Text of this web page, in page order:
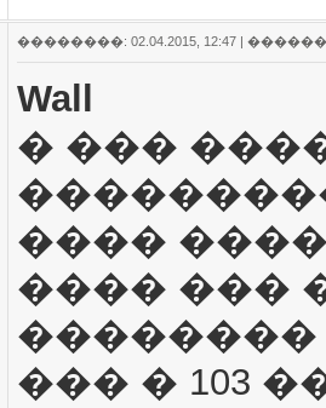
��������: 02.04.2015, 12:47 |
Wall
� ���
����
���� ���
��������
��� � 103